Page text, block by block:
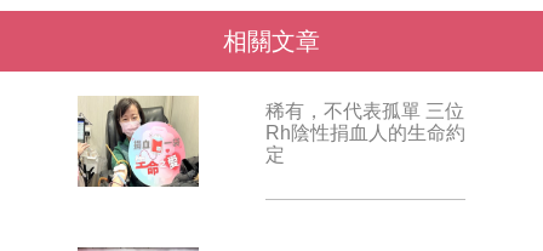
相關文章
稀有，不代表孤單 三位
Rh陰性捐血人的生命約
定